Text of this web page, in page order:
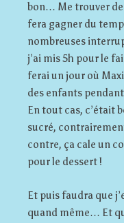
bon… Me trouver
fera gagner du
nombreuses
j’ai mis 5h pour le
ferai un jour où
des enfants
En tout cas, c’était
sucré,
contre, ça cale un
pour le dessert !
Et puis faudra que
quand même… Et